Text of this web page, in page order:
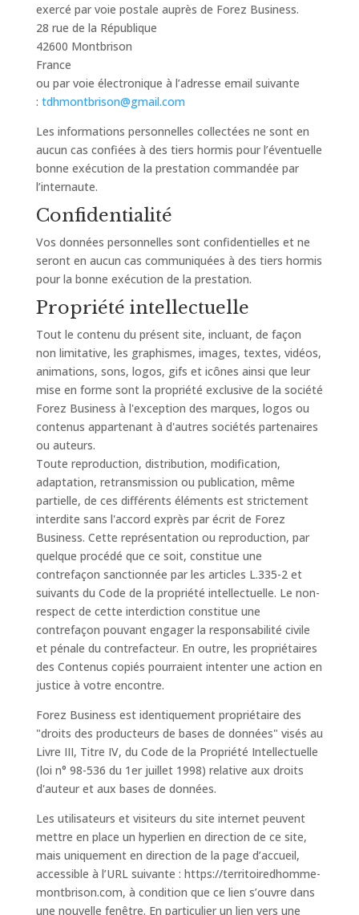
exercé par voie postale auprès de Forez Business.
28 rue de la République
42600 Montbrison
France
ou par voie électronique à l’adresse email suivante
: tdhmontbrison@gmail.com
Les informations personnelles collectées ne sont en
aucun cas confiées à des tiers hormis pour l’éventuelle
bonne exécution de la prestation commandée par
l’internaute.
Confidentialité
Vos données personnelles sont confidentielles et ne
seront en aucun cas communiquées à des tiers hormis
pour la bonne exécution de la prestation.
Propriété intellectuelle
Tout le contenu du présent site, incluant, de façon
non limitative, les graphismes, images, textes, vidéos,
animations, sons, logos, gifs et icônes ainsi que leur
mise en forme sont la propriété exclusive de la société
Forez Business à l'exception des marques, logos ou
contenus appartenant à d'autres sociétés partenaires
ou auteurs.
Toute reproduction, distribution, modification,
adaptation, retransmission ou publication, même
partielle, de ces différents éléments est strictement
interdite sans l'accord exprès par écrit de Forez
Business. Cette représentation ou reproduction, par
quelque procédé que ce soit, constitue une
contrefaçon sanctionnée par les articles L.335-2 et
suivants du Code de la propriété intellectuelle. Le non-
respect de cette interdiction constitue une
contrefaçon pouvant engager la responsabilité civile
et pénale du contrefacteur. En outre, les propriétaires
des Contenus copiés pourraient intenter une action en
justice à votre encontre.
Forez Business est identiquement propriétaire des
"droits des producteurs de bases de données" visés au
Livre III, Titre IV, du Code de la Propriété Intellectuelle
(loi n° 98-536 du 1er juillet 1998) relative aux droits
d'auteur et aux bases de données.
Les utilisateurs et visiteurs du site internet peuvent
mettre en place un hyperlien en direction de ce site,
mais uniquement en direction de la page d’accueil,
accessible à l’URL suivante : https://territoiredhomme-
montbrison.com, à condition que ce lien s’ouvre dans
une nouvelle fenêtre. En particulier un lien vers une